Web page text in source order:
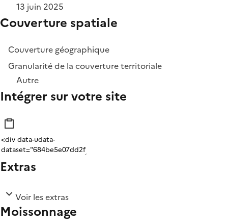
13 juin 2025
Couverture spatiale
Couverture géographique
Granularité de la couverture territoriale
Autre
Intégrer sur votre site
Extras
Voir les extras
Moissonnage